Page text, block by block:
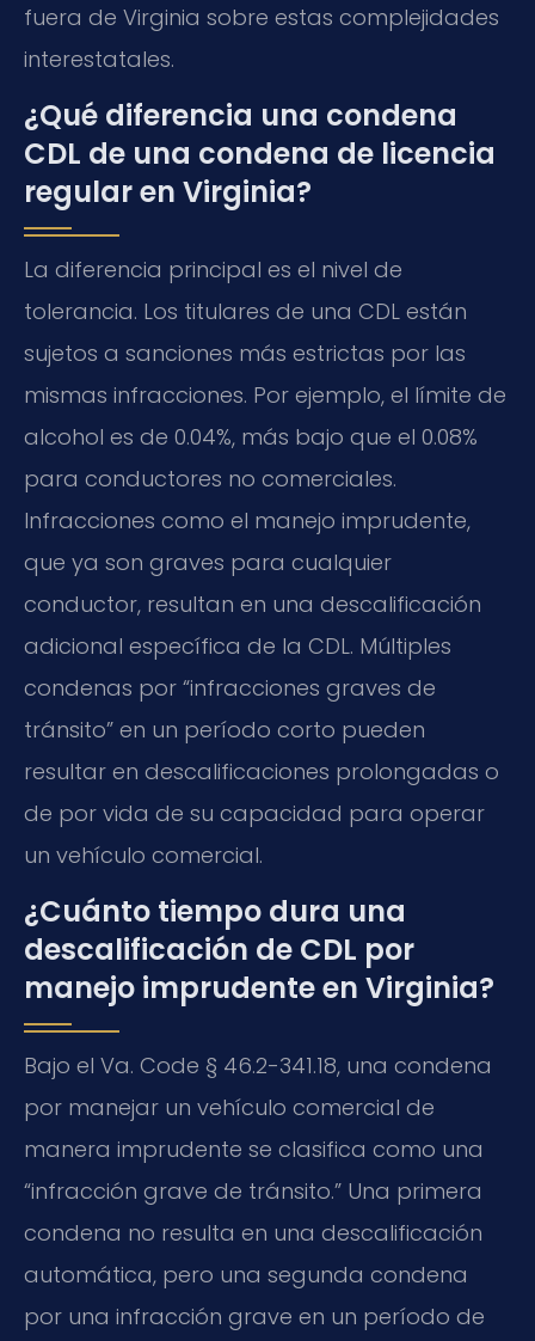
fuera de Virginia sobre estas complejidades
interestatales.
¿Qué diferencia una condena
CDL de una condena de licencia
regular en Virginia?
La diferencia principal es el nivel de
tolerancia. Los titulares de una CDL están
sujetos a sanciones más estrictas por las
mismas infracciones. Por ejemplo, el límite de
alcohol es de 0.04%, más bajo que el 0.08%
para conductores no comerciales.
Infracciones como el manejo imprudente,
que ya son graves para cualquier
conductor, resultan en una descalificación
adicional específica de la CDL. Múltiples
condenas por “infracciones graves de
tránsito” en un período corto pueden
resultar en descalificaciones prolongadas o
de por vida de su capacidad para operar
un vehículo comercial.
¿Cuánto tiempo dura una
descalificación de CDL por
manejo imprudente en Virginia?
Bajo el Va. Code § 46.2-341.18, una condena
por manejar un vehículo comercial de
manera imprudente se clasifica como una
“infracción grave de tránsito.” Una primera
condena no resulta en una descalificación
automática, pero una segunda condena
por una infracción grave en un período de